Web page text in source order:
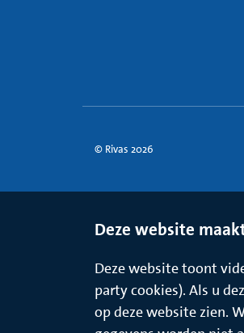
© Rivas 2026
Deze website
Deze website toont
party cookies). Als u
op deze website zien.